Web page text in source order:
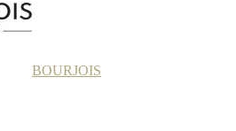
BOURJOIS